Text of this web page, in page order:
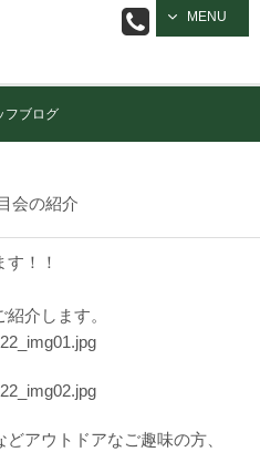
MENU
フブログ
会の紹介
！！
介します。
アウトドアなご趣味の方、